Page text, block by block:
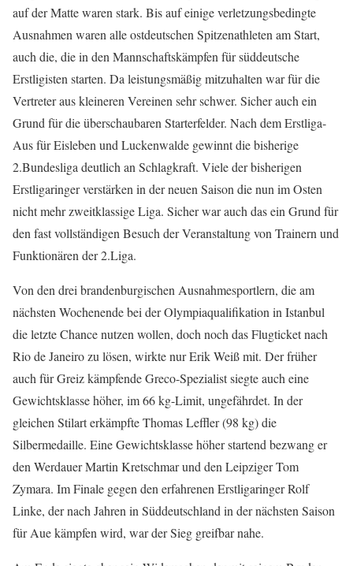
auf der Matte waren stark. Bis auf einige verletzungsbedingte
Ausnahmen waren alle ostdeutschen Spitzenathleten am Start,
auch die, die in den Mannschaftskämpfen für süddeutsche
Erstligisten starten. Da leistungsmäßig mitzuhalten war für die
Vertreter aus kleineren Vereinen sehr schwer. Sicher auch ein
Grund für die überschaubaren Starterfelder. Nach dem Erstliga-
Aus für Eisleben und Luckenwalde gewinnt die bisherige
2.Bundesliga deutlich an Schlagkraft. Viele der bisherigen
Erstligaringer verstärken in der neuen Saison die nun im Osten
nicht mehr zweitklassige Liga. Sicher war auch das ein Grund für
den fast vollständigen Besuch der Veranstaltung von Trainern und
Funktionären der 2.Liga.
Von den drei brandenburgischen Ausnahmesportlern, die am
nächsten Wochenende bei der Olympiaqualifikation in Istanbul
die letzte Chance nutzen wollen, doch noch das Flugticket nach
Rio de Janeiro zu lösen, wirkte nur Erik Weiß mit. Der früher
auch für Greiz kämpfende Greco-Spezialist siegte auch eine
Gewichtsklasse höher, im 66 kg-Limit, ungefährdet. In der
gleichen Stilart erkämpfte Thomas Leffler (98 kg) die
Silbermedaille. Eine Gewichtsklasse höher startend bezwang er
den Werdauer Martin Kretschmar und den Leipziger Tom
Zymara. Im Finale gegen den erfahrenen Erstligaringer Rolf
Linke, der nach Jahren in Süddeutschland in der nächsten Saison
für Aue kämpfen wird, war der Sieg greifbar nahe.